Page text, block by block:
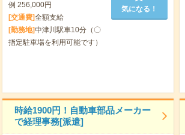
例 256,000円
[交通費]全額支給
[勤務地]中津川駅車10分（〇
指定駐車場を利用可能です）
気になる！
時給1900円！自動車部品メーカー
で経理事務[派遣]